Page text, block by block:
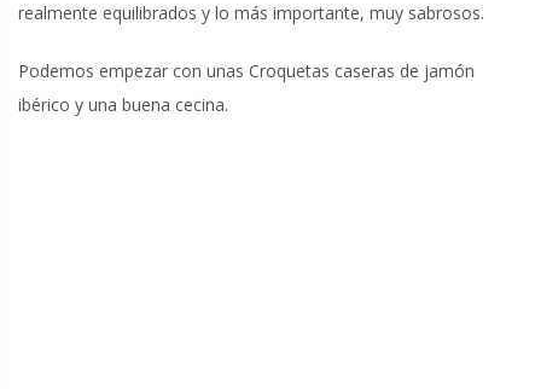
realmente equilibrados y lo más importante, muy sabrosos.
Podemos empezar con unas Croquetas caseras de jamón
ibérico y una buena cecina.